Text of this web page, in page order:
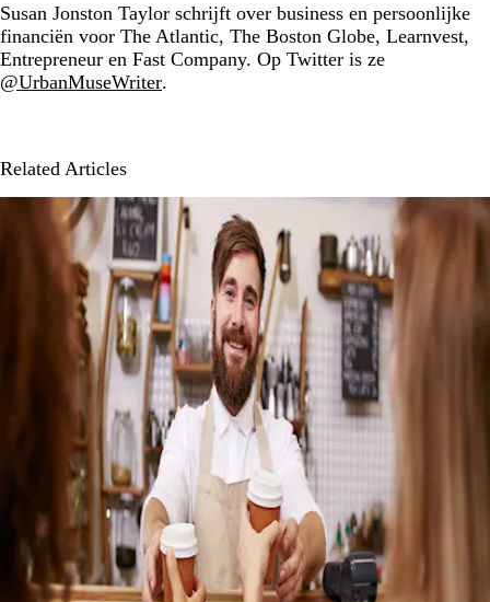
Susan Jonston Taylor schrijft over business en persoonlijke
financiën voor The Atlantic, The Boston Globe, Learnvest,
Entrepreneur en Fast Company. Op Twitter is ze
@UrbanMuseWriter.
Related Articles